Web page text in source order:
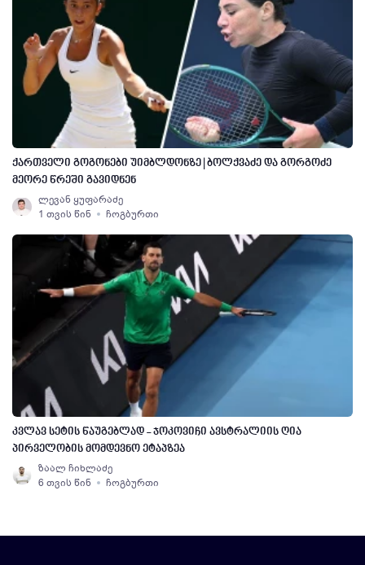
ქართველი გოგონები უიმბლდონზე | ბოლქვაძე და გორგოძე
მეორე წრეში გავიდნენ
ლევან ყუფარაძე
1 თვის წინ
ჩოგბურთი
კვლავ სეტის წაუგებლად - ჯოკოვიჩი ავსტრალიის ღია
პირველობის მომდევნო ეტაპზეა
ზაალ ჩიხლაძე
6 თვის წინ
ჩოგბურთი